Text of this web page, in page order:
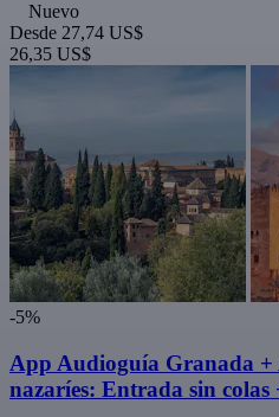
Nuevo
Desde 27,74 US$
26,35 US$
-5%
App Audioguía Granada
nazaríes: Entrada sin